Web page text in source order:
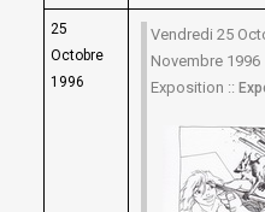
25
Octobre
1996
Vendredi 25
Novembre 1996
Exposition ::